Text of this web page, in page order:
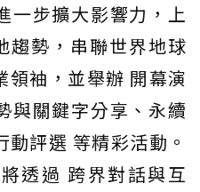
一步擴大影響力，上
趨勢，串聯世界地球
領袖，並舉辦 開幕演
與關鍵字分享、永續
評選 等精彩活動。
透過 跨界對話與互